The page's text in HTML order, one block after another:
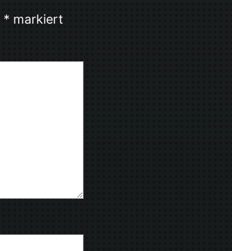
* markiert